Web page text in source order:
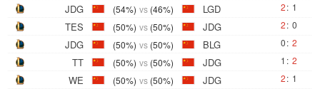
JDG (54%) vs (46%) LGD 2: 1
TES (50%) vs (50%) JDG 2: 0
JDG (50%) vs (50%) BLG 0: 2
TT (50%) vs (50%) JDG 1 : 2
WE (50%) vs (50%) JDG 2: 1